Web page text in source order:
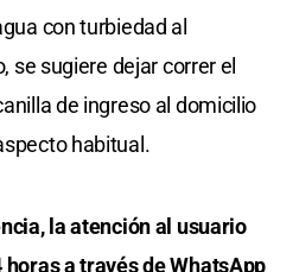
con turbiedad al
se sugiere dejar correr el
de ingreso al domicilio
habitual.
la atención al usuario
a través de WhatsApp